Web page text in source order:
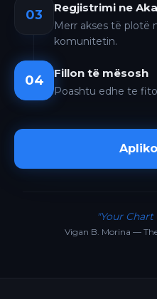
03 Regjistrimi ne
Merr akses të plotë
komunitetin.
04 Fillon të mësosh
Poashtu edhe te
"Your
Vigan B. Morina —